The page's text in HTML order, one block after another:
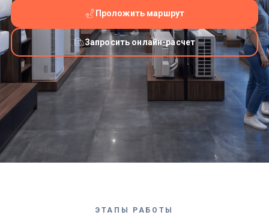
Проложить маршрут
Запросить онлайн-расчет
ЭТАПЫ РАБОТЫ